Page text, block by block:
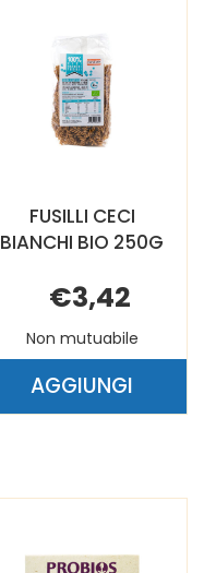
BIODEL AL
CARRELLO
FUSILLI CECI
BIANCHI BIO 250G
€3,42
Non mutuabile
AGGIUNGI
AGGIUNGI
CARRELLO